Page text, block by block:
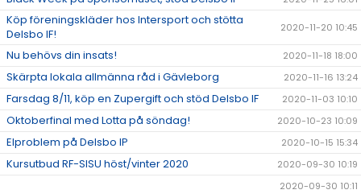
Köp föreningskläder hos Intersport och stötta
Delsbo IF!
2020-11-20 10:45
Nu behövs din insats! 2020-11-18 18:00
Skärpta lokala allmänna råd i Gävleborg 2020-11-16 13:24
Farsdag 8/11, köp en Zupergift och stöd Delsbo IF 2020-11-03 10:10
Oktoberfinal med Lotta på söndag! 2020-10-23 10:09
Elproblem på Delsbo IP 2020-10-15 15:34
Kursutbud RF-SISU höst/vinter 2020
2020-09-30 10:19
2020-09-30 10:11